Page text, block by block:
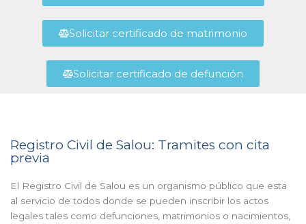
Solicitar certificado de matrimonio
Solicitar certificado de defunción
Registro Civil de Salou: Tramites con cita
previa
El Registro Civil de Salou es un organismo público que esta
al servicio de todos donde se pueden inscribir los actos
legales tales como defunciones, matrimonios o nacimientos,